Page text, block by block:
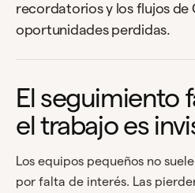
recordatorios y los flujos de
oportunidades perdidas.
El seguimiento
el trabajo es
Los equipos pequeños no
por falta de interés. Las